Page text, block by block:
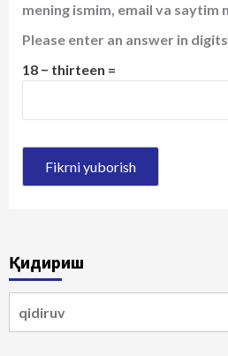
mening ismim, email va saytim
Please enter an answer in
18 − thirteen =
Қидириш